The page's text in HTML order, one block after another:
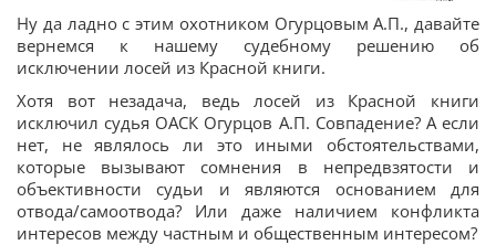
Ну да ладно с этим охотником Огурцовым А.П., давайте
вернемся к нашему судебному решению об
исключении лосей из Красной книги.
Хотя вот незадача, ведь лосей из Красной книги
исключил судья ОАСК Огурцов А.П. Совпадение? А если
нет, не являлось ли это иными обстоятельствами,
которые вызывают сомнения в непредвзятости и
объективности судьи и являются основанием для
отвода/самоотвода? Или даже наличием конфликта
интересов между частным и общественным интересом?